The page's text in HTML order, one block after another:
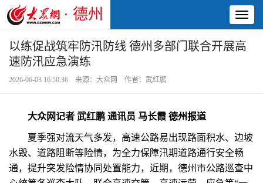
· 德州
以练促战筑牢防汛防线 德州多部门联合开展高
速防汛应急演练
2026-06-03 16:50:36 来源：大众网 作者：武红鹏
大众网记者 武红鹏 通讯员 马长霞 德州报道
夏季强对流天气多发，高速公路易出现路面积水、边坡
水毁、道路阻断等险情，为全力保障汛期道路通行安全畅
通，提升突发险情协同处置能力，近期，德州市公路巡查中